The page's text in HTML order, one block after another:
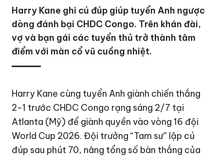
Harry Kane ghi cú đúp giúp tuyển Anh ngược
dòng đánh bại CHDC Congo. Trên khán đài,
vợ và bạn gái các tuyển thủ trở thành tâm
điểm với màn cổ vũ cuồng nhiệt.
Harry Kane cùng tuyển Anh giành chiến thắng
2-1 trước CHDC Congo rạng sáng 2/7 tại
Atlanta (Mỹ) để giành quyền vào vòng 16 đội
World Cup 2026. Đội trưởng “Tam sư” lập cú
đúp sau phút 70, nâng tổng số bàn thắng của